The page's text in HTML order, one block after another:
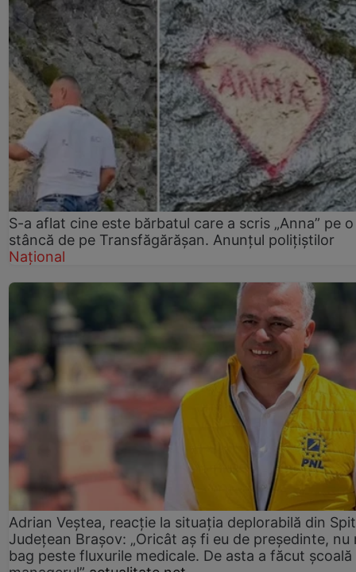
S-a aflat cine este bărbatul care a scris „Anna” pe o
stâncă de pe Transfăgărășan. Anunțul polițiștilor
Național
Adrian Veștea, reacție la situația deplorabilă din
Județean Brașov: „Oricât aș fi eu de președinte, nu
bag peste fluxurile medicale. De asta a făcut școală